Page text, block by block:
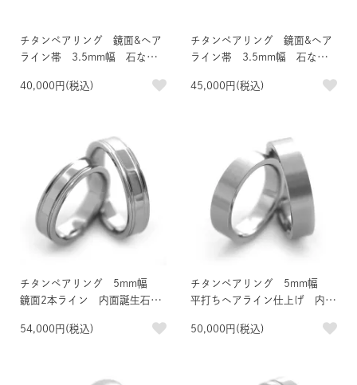
チタンペアリング 鏡面&ヘア
ライン帯 3.5mm幅 石なし
40,000円(税込)
チタンペアリング 鏡面&ヘア
ライン帯 3.5mm幅 石なし
45,000円(税込)
チタンペアリング 5mm幅
鏡面2本ライン 内面誕生石＆
54,000円(税込)
チタンペアリング 5mm幅
平打ちヘアライン仕上げ 内面
50,000円(税込)